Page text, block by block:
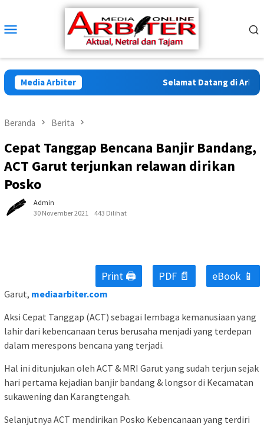
konten
Mobile
Media Arbiter Selamat Datang di
Beranda Berita
Cepat Tanggap Bencana Banjir Bandang,
ACT Garut terjunkan relawan dirikan
Posko
Admin
30 November 2021
443 Dilihat
Print 🖨 PDF 📄 eBook 📱
Garut, mediaarbiter.com
Aksi Cepat Tanggap (ACT) sebagai lembaga kemanusiaan yang
lahir dari kebencanaan terus berusaha menjadi yang terdepan
dalam merespons bencana yang terjadi.
Hal ini ditunjukan oleh ACT & MRI Garut yang sudah terjun sejak
hari pertama kejadian banjir bandang & longsor di Kecamatan
sukawening dan Karangtengah.
Selanjutnya ACT mendirikan Posko Kebencanaan yang terdiri